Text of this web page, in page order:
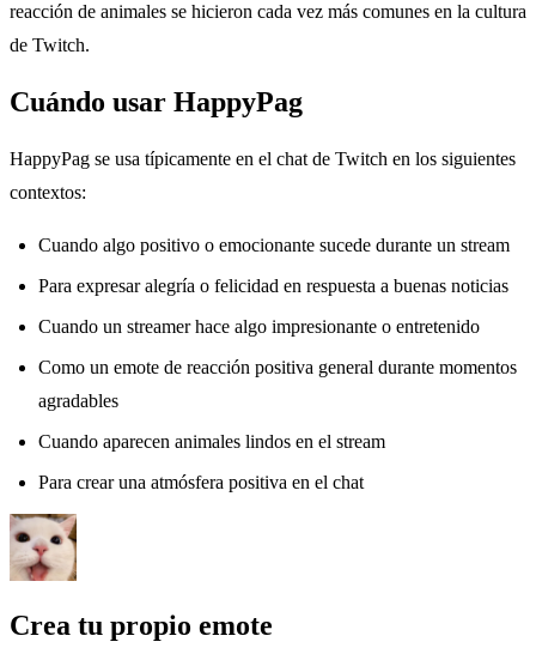
reacción de animales se hicieron cada vez más comunes en la cultura
de Twitch.
Cuándo usar HappyPag
HappyPag se usa típicamente en el chat de Twitch en los siguientes
contextos:
Cuando algo positivo o emocionante sucede durante un stream
Para expresar alegría o felicidad en respuesta a buenas noticias
Cuando un streamer hace algo impresionante o entretenido
Como un emote de reacción positiva general durante momentos
agradables
Cuando aparecen animales lindos en el stream
Para crear una atmósfera positiva en el chat
Crea tu propio emote